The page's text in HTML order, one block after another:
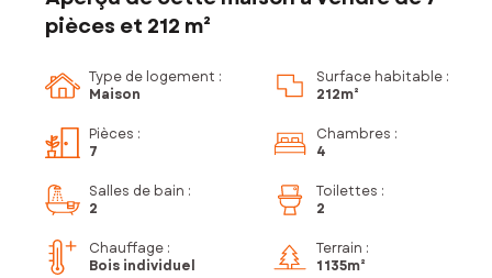
pièces et 212 m²
Type de logement :
Maison
Surface habitable :
212m²
Pièces :
7
Chambres :
4
Salles de bain :
2
Toilettes :
2
Chauffage :
Bois individuel
Terrain :
1 135m²